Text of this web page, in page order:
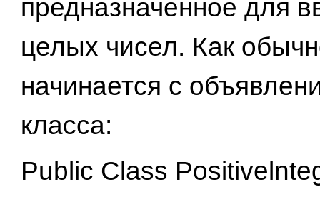
предназначенное для
целых чисел. Как
начинается с
класса:
Public Class